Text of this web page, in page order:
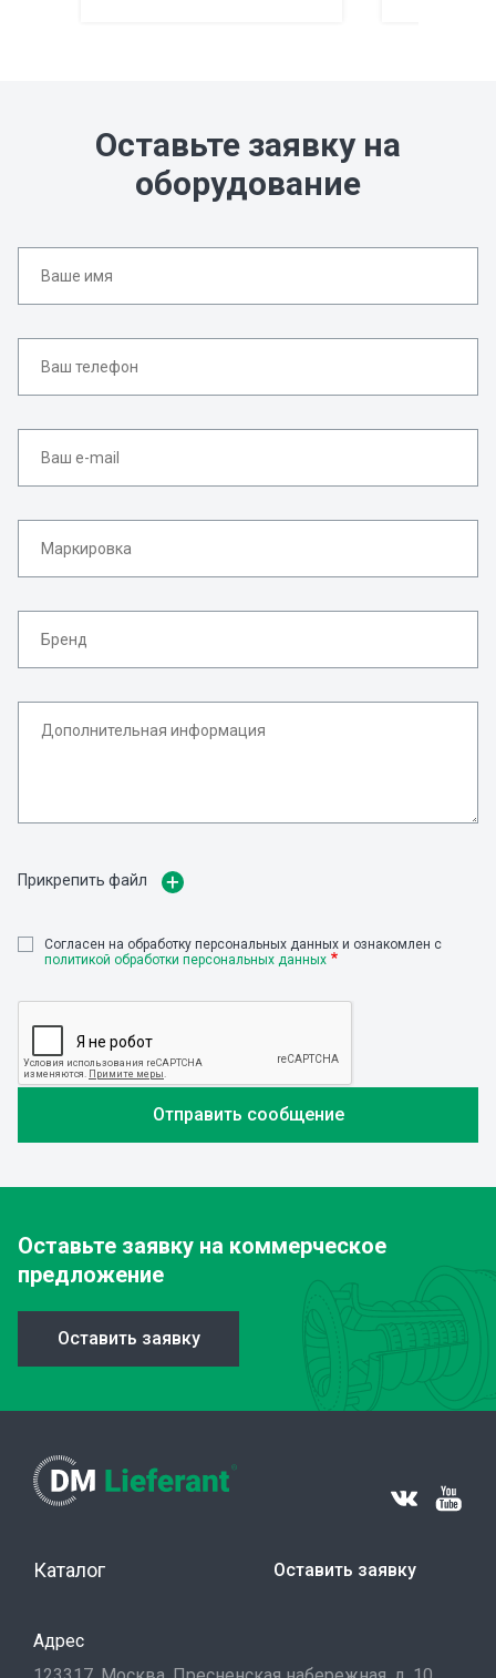
Оставьте заявку на
оборудование
Прикрепить файл
Cогласен на обработку персональных данных и ознакомлен с
политикой обработки персональных данных
Оставьте заявку на коммерческое
предложение
Оставить заявку
Каталог Оставить заявку
Адрес